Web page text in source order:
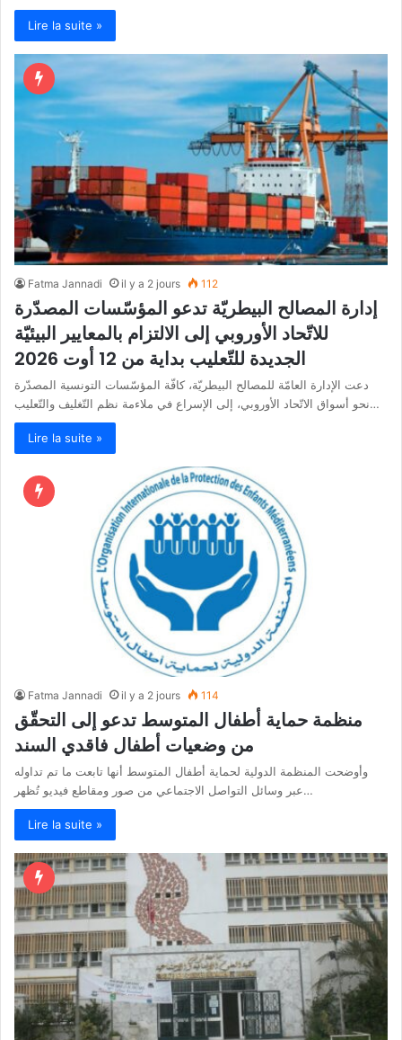
Lire la suite »
Fatma Jannadi il y a 2 jours 112
إدارة المصالح البيطريّة تدعو المؤسّسات المصدّرة
للاتّحاد الأوروبي إلى الالتزام بالمعايير البيئيّة
الجديدة للتّعليب بداية من 12 أوت 2026
دعت الإدارة العامّة للمصالح البيطريّة، كافّة المؤسّسات التونسية المصدّرة
نحو أسواق الاتّحاد الأوروبي، إلى الإسراع في ملاءمة نظم التّغليف والتّعليب…
Lire la suite »
Fatma Jannadi il y a 2 jours 114
منظمة حماية أطفال المتوسط تدعو إلى التحقّق
من وضعيات أطفال فاقدي السند
وأوضحت المنظمة الدولية لحماية أطفال المتوسط أنها تابعت ما تم تداوله
عبر وسائل التواصل الاجتماعي من صور ومقاطع فيديو تُظهر…
Lire la suite »